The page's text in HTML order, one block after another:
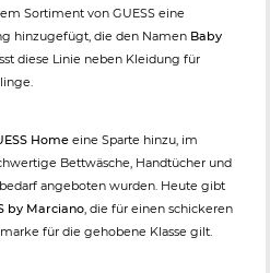
Sortiment von GUESS eine
hinzugefügt, die den Namen Baby
diese Linie neben Kleidung für
Home eine Sparte hinzu, im
Bettwäsche, Handtücher und
angeboten wurden. Heute gibt
by Marciano, die für einen schickeren
für die gehobene Klasse gilt.